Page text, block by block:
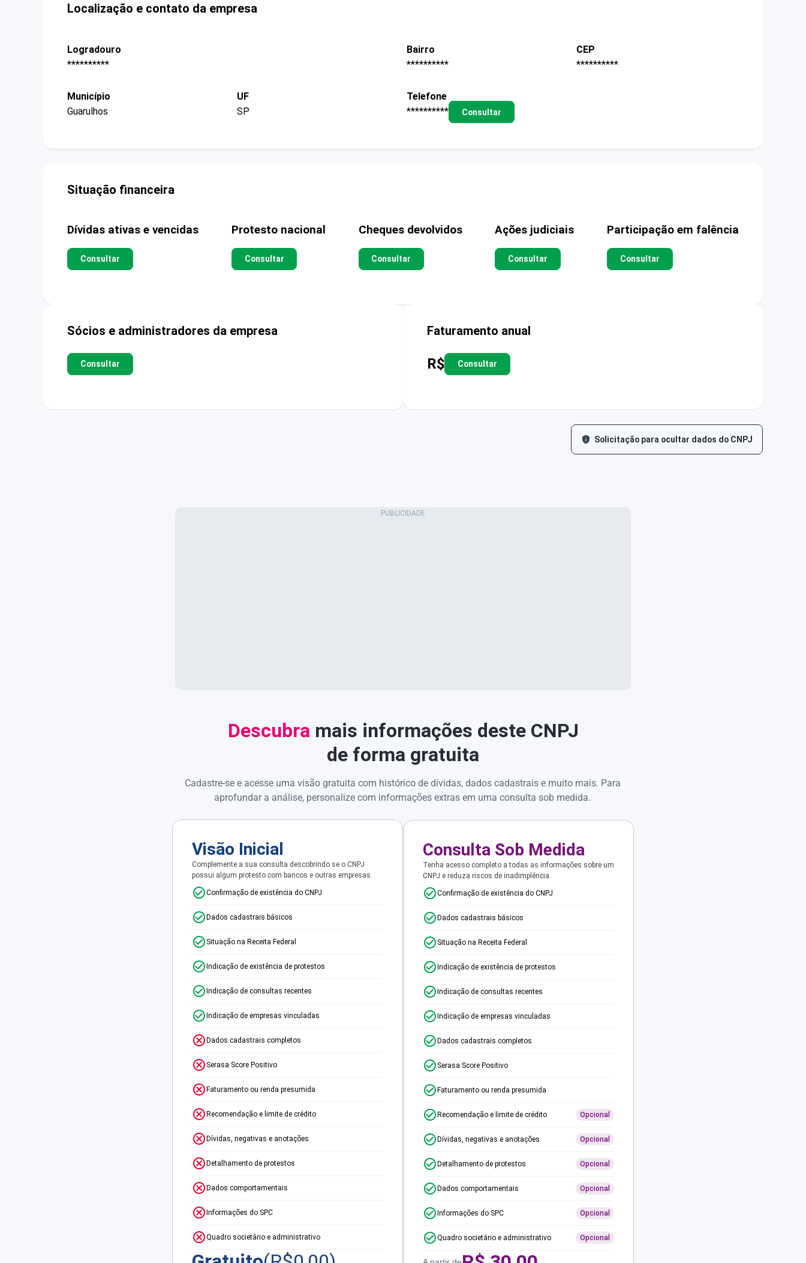
Localização e contato da empresa
Logradouro
**********
Bairro
**********
CEP
**********
Município
Guarulhos
UF
SP
Telefone
**********
Consultar
Situação financeira
Dívidas ativas e vencidas
Consultar
Protesto nacional
Consultar
Cheques devolvidos
Consultar
Ações judiciais
Consultar
Participação em falência
Consultar
Sócios e administradores da empresa
Consultar
Faturamento anual
R$ Consultar
Solicitação para ocultar dados do CNPJ
Descubra mais informações deste CNPJ
de forma gratuita
Cadastre-se e acesse uma visão gratuita com histórico de dívidas, dados cadastrais e muito mais. Para
aprofundar a análise, personalize com informações extras em uma consulta sob medida.
Visão Inicial
Complemente a sua consulta descobrindo se o CNPJ
possui algum protesto com bancos e outras empresas.
Confirmação de existência do CNPJ
Dados cadastrais básicos
Situação na Receita Federal
Indicação de existência de protestos
Indicação de consultas recentes
Indicação de empresas vinculadas
Dados cadastrais completos
Serasa Score Positivo
Faturamento ou renda presumida
Recomendação e limite de crédito
Dívidas, negativas e anotações
Detalhamento de protestos
Dados comportamentais
Informações do SPC
Quadro societário e administrativo
Consulta Sob Medida
Tenha acesso completo a todas as informações sobre um
CNPJ e reduza riscos de inadimplência.
Confirmação de existência do CNPJ
Dados cadastrais básicos
Situação na Receita Federal
Indicação de existência de protestos
Indicação de consultas recentes
Indicação de empresas vinculadas
Dados cadastrais completos
Serasa Score Positivo
Faturamento ou renda presumida
Recomendação e limite de crédito Opcional
Dívidas, negativas e anotações Opcional
Detalhamento de protestos Opcional
Dados comportamentais Opcional
Informações do SPC Opcional
Quadro societário e administrativo Opcional